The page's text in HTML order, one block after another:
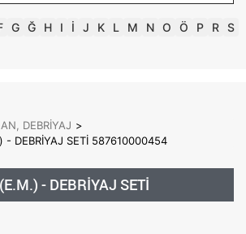
G Ğ H I İ J K L M N O Ö P R S
DEBRİYAJ >
- DEBRİYAJ SETİ 587610000454
- DEBRİYAJ SETİ